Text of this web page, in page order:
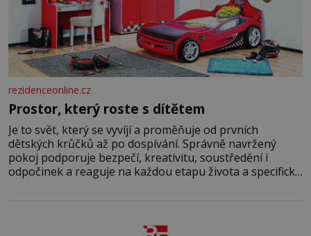
rezidenceonline.cz
Prostor, který roste s dítětem
Je to svět, který se vyvíjí a proměňuje od prvních
dětských krůčků až po dospívání. Správně navržený
pokoj podporuje bezpečí, kreativitu, soustředění i
odpočinek a reaguje na každou etapu života a specifické